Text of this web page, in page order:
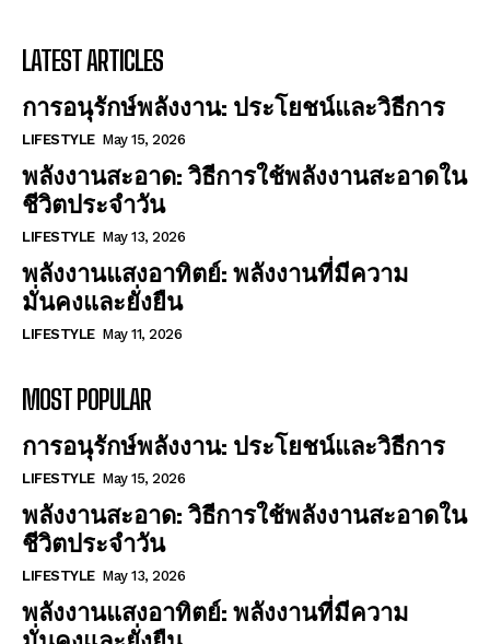
LATEST ARTICLES
การอนุรักษ์พลังงาน: ประโยชน์และวิธีการ
LIFESTYLE May 15, 2026
พลังงานสะอาด: วิธีการใช้พลังงานสะอาดใน
ชีวิตประจำวัน
LIFESTYLE May 13, 2026
พลังงานแสงอาทิตย์: พลังงานที่มีความ
มั่นคงและยั่งยืน
LIFESTYLE May 11, 2026
MOST POPULAR
การอนุรักษ์พลังงาน: ประโยชน์และวิธีการ
LIFESTYLE May 15, 2026
พลังงานสะอาด: วิธีการใช้พลังงานสะอาดใน
ชีวิตประจำวัน
LIFESTYLE May 13, 2026
พลังงานแสงอาทิตย์: พลังงานที่มีความ